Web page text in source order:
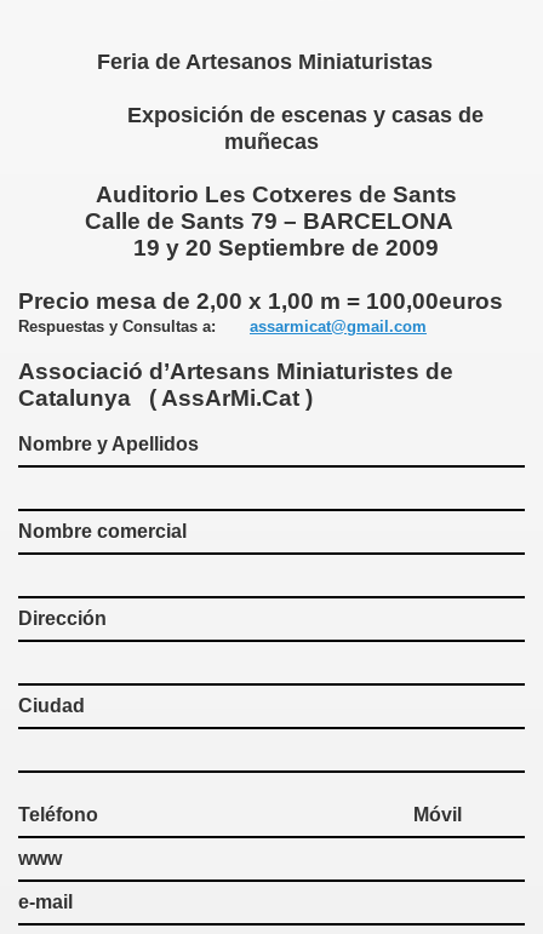
Feria de Artesanos Miniaturistas
Exposición de escenas y casas de
muñecas
Auditorio Les Cotxeres de Sants
Calle de Sants 79 – BARCELONA
19 y 20 Septiembre de 2009
Precio mesa de 2,00 x 1,00 m = 100,00euros
Respuestas y Consultas a: assarmicat@gmail.com
Associació d’Artesans Miniaturistes de
Catalunya ( AssArMi.Cat )
Nombre y Apellidos
Nombre comercial
Dirección
Ciudad
Teléfono Móvil
www
e-mail
DEL MUNDO